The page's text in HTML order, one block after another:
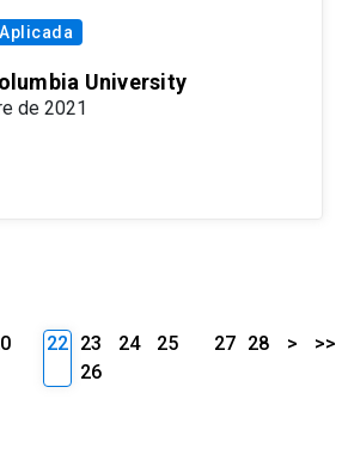
University
de 2021
22 23 24
25
26
27 28 > >>